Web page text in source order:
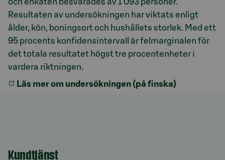
Resultaten av undersökningen har viktats enligt
ålder, kön, boningsort och hushållets storlek. Med ett
95 procents konfidensintervall är felmarginalen för
det totala resultatet högst tre procentenheter i
vardera riktningen.
Läs mer om undersökningen (på finska)
Kundtjänst